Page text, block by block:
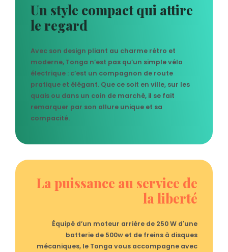
Un style compact qui attire
le regard
Avec son design pliant au charme rétro et
moderne, Tonga n’est pas qu’un simple vélo
électrique : c’est un compagnon de route
pratique et élégant. Que ce soit en ville, sur les
quais ou dans un coin de marché, il se fait
remarquer par son allure unique et sa
compacité.
La puissance au service de
la liberté
Équipé d’un moteur arrière de 250 W d'une
batterie de 500w et de freins à disques
mécaniques, le Tonga vous accompagne avec